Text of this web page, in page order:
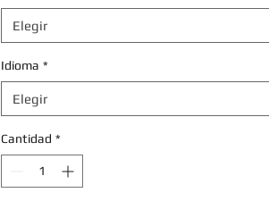
Elegir
Idioma *
Elegir
Cantidad *